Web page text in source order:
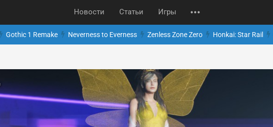
Новости Статьи Игры
Gothic 1 Remake Neverness to Everness Zenless Zone Zero Honkai: Star Rail